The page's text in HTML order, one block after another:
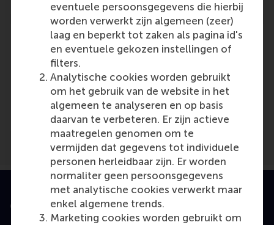
eventuele persoonsgegevens die hierbij
worden verwerkt zijn algemeen (zeer)
laag en beperkt tot zaken als pagina id's
en eventuele gekozen instellingen of
filters.
Analytische cookies worden gebruikt
om het gebruik van de website in het
algemeen te analyseren en op basis
daarvan te verbeteren. Er zijn actieve
maatregelen genomen om te
vermijden dat gegevens tot individuele
personen herleidbaar zijn. Er worden
normaliter geen persoonsgegevens
met analytische cookies verwerkt maar
enkel algemene trends.
Marketing cookies worden gebruikt om
Media Outlets
AD.nl(Newspaper)
Geaccrediteerd door